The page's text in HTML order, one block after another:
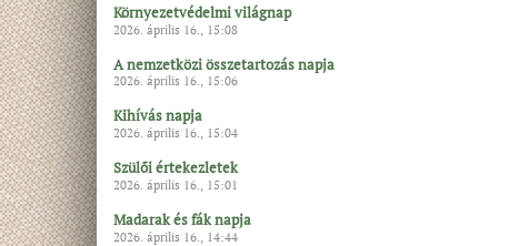
Környezetvédelmi világnap
2026. április 16., 15:08
A nemzetközi összetartozás napja
2026. április 16., 15:06
Kihívás napja
2026. április 16., 15:04
Szülői értekezletek
2026. április 16., 15:01
Madarak és fák napja
2026. április 16., 14:44